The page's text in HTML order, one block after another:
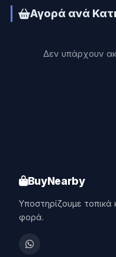
Αγορά ανά
Δεν υπάρχουν
BuyNearby
Υποστηρίζουμε
φορά.